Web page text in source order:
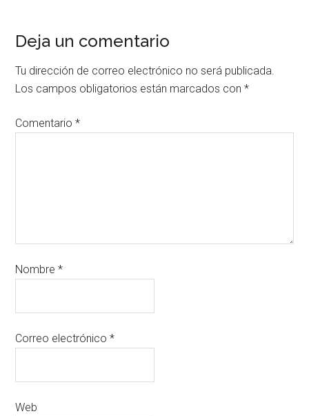
Deja un comentario
Tu dirección de correo electrónico no será publicada.
Los campos obligatorios están marcados con*
Comentario*
Nombre*
Correo electrónico*
Web